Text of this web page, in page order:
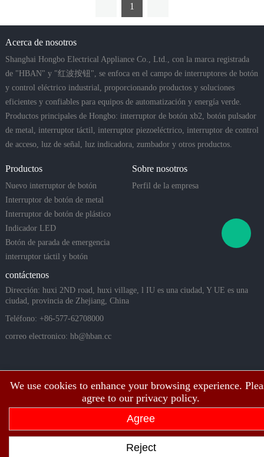
We use cookies to enhance your browsing experience.
agree to our privacy policy.
Agree
Reject
1
Acerca de nosotros
Shanghai Hongbo Electrical Appliance Co., Ltd., con la marca registrada
de "HBAN" y "红波按钮", se enfoca en el campo de interruptores de botón
y control eléctrico industrial, proporcionando productos y soluciones
eficientes y confiables para equipos de automatización y energía verde.
Productos principales de Hongbo: interruptor de botón xb2, botón pulsador
de metal, interruptor táctil, interruptor piezoeléctrico, interruptor de control
de acceso, luz de señal, luz indicadora, zumbador y otros productos.
Productos
Nuevo interruptor de botón
Interruptor de botón de metal
Interruptor de botón de plástico
Indicador LED
Botón de parada de emergencia
interruptor táctil y botón
piezoeléctrico
Sobre nosotros
Perfil de la empresa
contáctenos
Dirección: huxi 2ND road, huxi village, l IU es una ciudad, Y UE es una
ciudad, provincia de Zhejiang, China
Teléfono: +86-577-62708000
correo electronico: hb@hban.cc
Copyright©2003 ~ 2026 Shanghai Hongbo Electric Co., Ltd. Todos los